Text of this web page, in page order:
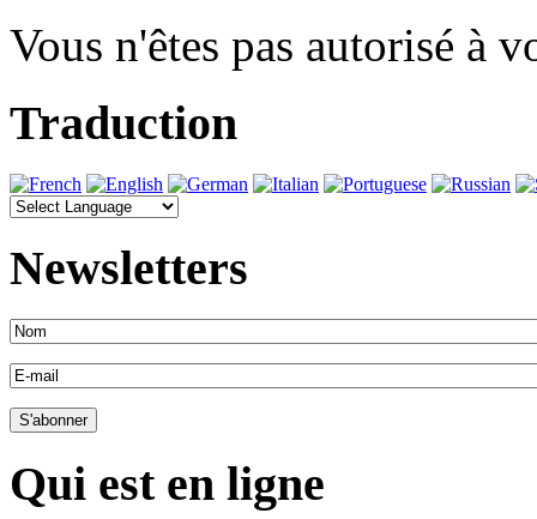
Vous n'êtes pas autorisé à
Traduction
Newsletters
Qui est en ligne